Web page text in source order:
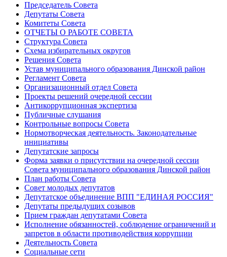
Председатель Совета
Депутаты Совета
Комитеты Совета
ОТЧЕТЫ О РАБОТЕ СОВЕТА
Структура Совета
Схема избирательных округов
Решения Совета
Устав муниципального образования Динской район
Регламент Совета
Организационный отдел Совета
Проекты решений очередной сессии
Антикоррупционная экспертиза
Публичные слушания
Контрольные вопросы Совета
Нормотворческая деятельность. Законодательные
инициативы
Депутатские запросы
Форма заявки о присутствии на очередной сессии
Совета муниципального образования Динской район
План работы Совета
Совет молодых депутатов
Депутатское объединение ВПП "ЕДИНАЯ РОССИЯ"
Депутаты предыдущих созывов
Прием граждан депутатами Совета
Исполнение обязанностей, соблюдение ограничений и
запретов в области противодействия коррупции
Деятельность Совета
Социальные сети